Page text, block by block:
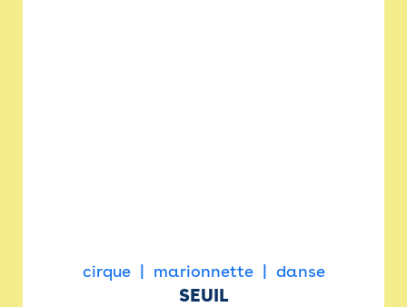
cirque marionnette danse
SEUIL